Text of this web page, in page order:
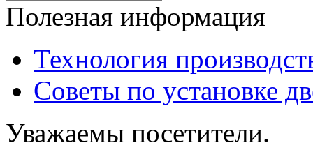
Полезная информация
Технология
Советы по установке
Уважаемы посетители.